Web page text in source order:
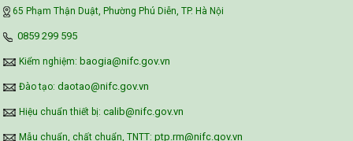
65 Phạm Thận Duật, Phường Phú Diễn, TP. Hà Nội
‪0859 299 595‬
Kiểm nghiệm: baogia@nifc.gov.vn
Đào tạo: daotao@nifc.gov.vn
Hiệu chuẩn thiết bị: calib@nifc.gov.vn
Mẫu chuẩn, chất chuẩn, TNTT: ptp.rm@nifc.gov.vn